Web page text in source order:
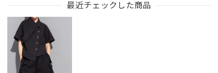
1color ST0219
最近チェックした商品